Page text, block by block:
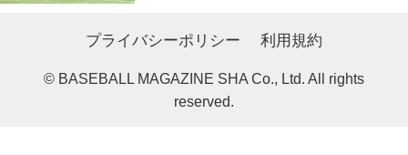
プライバシーポリシー 利用規約
© BASEBALL MAGAZINE SHA Co., Ltd. All rights
reserved.